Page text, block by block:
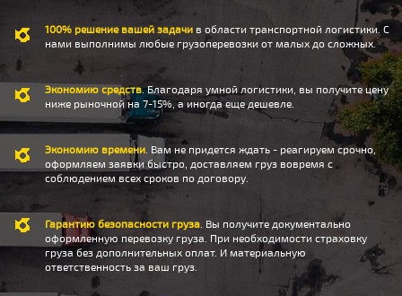
100% решение вашей задачи в области транспортной логистики. С
нами выполнимы любые грузоперевозки от малых до сложных.
Экономию средств. Благодаря умной логистики, вы получите цену
ниже рыночной на 7-15%, а иногда еще дешевле.
Экономию времени . Вам не придется ждать - реагируем срочно,
оформляем заявки быстро, доставляем груз вовремя с
соблюдением всех сроков по договору.
Гарантию безопасности груза . Вы получите документально
оформленную перевозку груза. При необходимости страховку
груза без дополнительных оплат. И материальную
ответственность за ваш груз.